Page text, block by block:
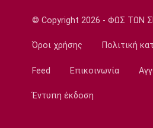
προσθήκη κάθε ομάδας
ΠΑΟΚ: Χειρουργήθηκε ο
© Copyright 2026 - ΦΩΣ ΤΩΝ
Όροι χρήσης Πολιτική
Feed Επικοινωνία
Έντυπη έκδοση